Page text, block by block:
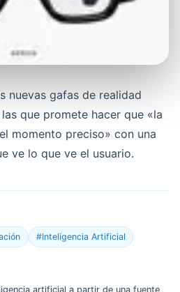
nuevas gafas de realidad
que promete hacer que «la
momento preciso» con una
ve lo que ve el usuario.
#Inteligencia Artificial
artificial a partir de una fuente